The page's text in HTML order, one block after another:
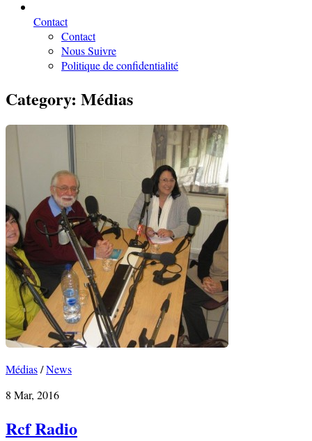
Contact
Contact
Nous Suivre
Politique de confidentialité
Category: Médias
Médias/News
8 Mar, 2016
Rcf Radio